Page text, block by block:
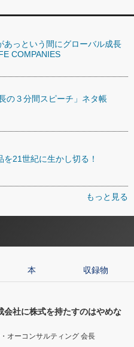
あっという間にグローバル成長
COMPANIES
の３分間スピーチ」ネタ帳
21世紀に生かし切る！
もっと見る
本 収録物
社に株式を持たすのはやめな
オーコンサルティング 会長